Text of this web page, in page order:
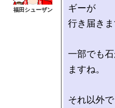
ギーが
行き届きま
一部でも
ますね。
それ以外